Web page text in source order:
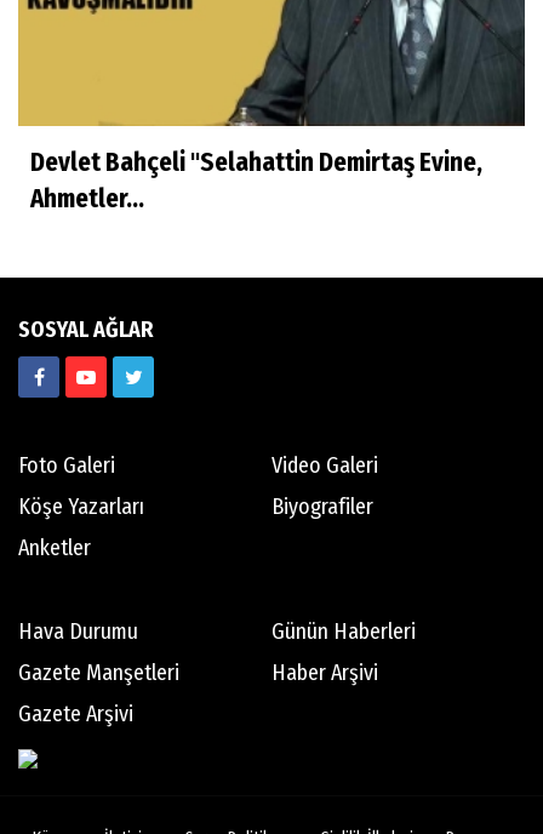
Devlet Bahçeli "Selahattin Demirtaş Evine,
Ahmetler...
SOSYAL AĞLAR
Foto Galeri
Video Galeri
Köşe Yazarları
Biyografiler
Anketler
Hava Durumu
Günün Haberleri
Gazete Manşetleri
Haber Arşivi
Gazete Arşivi